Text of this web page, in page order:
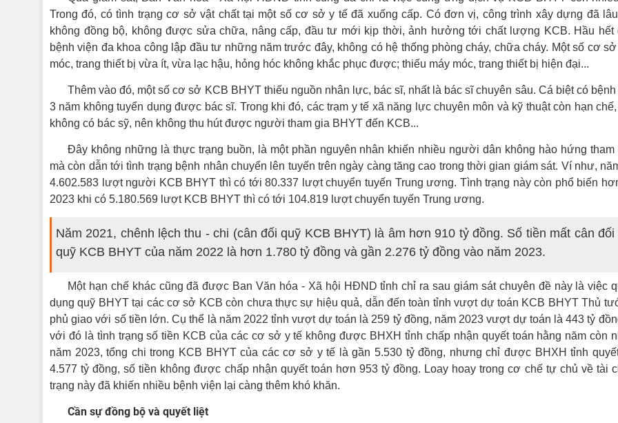
Trong đó, có tình trạng cơ sở vật chất tại một số cơ sở y tế đã xuống cấp. Có đơn vị, công trình xây dựng đã
không đồng bộ, không được sửa chữa, nâng cấp, đầu tư mới kịp thời, ảnh hưởng tới chất lượng KCB. Hầu hết
bệnh viện đa khoa công lập đầu tư những năm trước đây, không có hệ thống phòng cháy, chữa cháy. Một số cơ
móc, trang thiết bị vừa ít, vừa lạc hậu, hỏng hóc không khắc phục được; thiếu máy móc, trang thiết bị hiện đại...
Thêm vào đó, một số cơ sở KCB BHYT thiếu nguồn nhân lực, bác sĩ, nhất là bác sĩ chuyên sâu. Cá biệt có bệnh
3 năm không tuyển dụng được bác sĩ. Trong khi đó, các trạm y tế xã năng lực chuyên môn và kỹ thuật còn hạn
không có bác sỹ, nên không thu hút được người tham gia BHYT đến KCB...
Đây không những là thực trạng buồn, là một phần nguyên nhân khiến nhiều người dân không hào hứng tham
mà còn dẫn tới tình trạng bệnh nhân chuyển lên tuyến trên ngày càng tăng cao trong thời gian giám sát. Ví như,
4.602.583 lượt người KCB BHYT thì có tới 80.337 lượt chuyển tuyến Trung ương. Tình trạng này còn phổ biến
2023 khi có 5.180.569 lượt KCB BHYT thì có tới 104.819 lượt chuyển tuyến Trung ương.
Năm 2021, chênh lệch thu - chi (cân đối quỹ KCB BHYT) là âm hơn 910 tỷ đồng. Số tiền mất cân đối
quỹ KCB BHYT của năm 2022 là hơn 1.780 tỷ đồng và gần 2.276 tỷ đồng vào năm 2023.
Một hạn chế khác cũng đã được Ban Văn hóa - Xã hội HĐND tỉnh chỉ ra sau giám sát chuyên đề này là việc
dụng quỹ BHYT tại các cơ sở KCB còn chưa thực sự hiệu quả, dẫn đến toàn tỉnh vượt dự toán KCB BHYT Thủ
phủ giao với số tiền lớn. Cụ thể là năm 2022 tỉnh vượt dự toán là 259 tỷ đồng, năm 2023 vượt dự toán là 443 tỷ
với đó là tình trạng số tiền KCB của các cơ sở y tế không được BHXH tỉnh chấp nhận quyết toán hằng năm còn
năm 2023, tổng chi trong KCB BHYT của các cơ sở y tế là gần 5.530 tỷ đồng, nhưng chỉ được BHXH tỉnh
4.577 tỷ đồng, số tiền không được chấp nhận quyết toán hơn 953 tỷ đồng. Loay hoay trong cơ chế tự chủ về tài
trạng này đã khiến nhiều bệnh viện lại càng thêm khó khăn.
Cần sự đồng bộ và quyết liệt